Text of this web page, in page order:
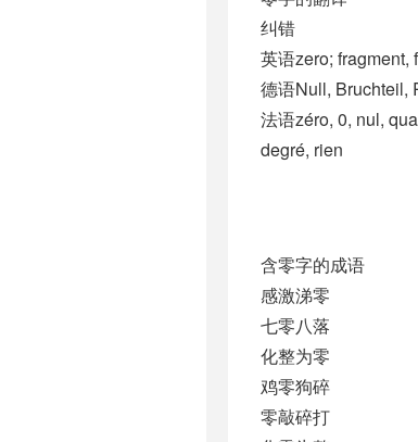
纠错
英语zero; fragment,
德语Null, Bruchteil,
法语zéro, 0, nul,
degré, rien
含零字的成语
感激涕零
七零八落
化整为零
鸡零狗碎
零敲碎打